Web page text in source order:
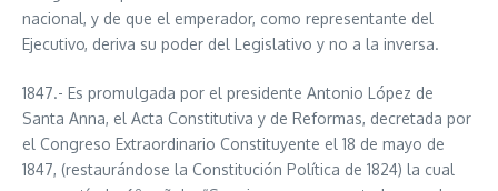
nacional, y de que el emperador, como representante del
Ejecutivo, deriva su poder del Legislativo y no a la inversa.
1847.- Es promulgada por el presidente Antonio López de
Santa Anna, el Acta Constitutiva y de Reformas, decretada por
el Congreso Extraordinario Constituyente el 18 de mayo de
1847, (restaurándose la Constitución Política de 1824) la cual